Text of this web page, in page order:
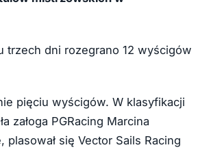
trzech dni rozegrano 12 wyścigów
pięciu wyścigów. W klasyfikacji
załoga PGRacing Marcina
się Vector Sails Racing